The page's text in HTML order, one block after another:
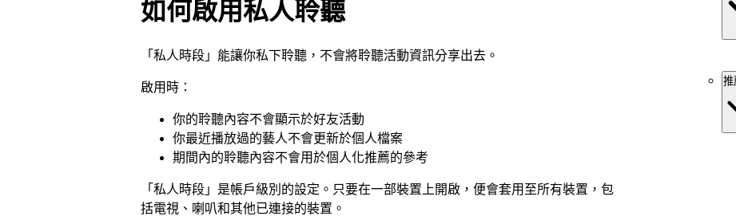
如何啟用私人聆聽
「私人時段」能讓你私下聆聽，不會將聆聽活動資訊分享出去。
啟用時：
你的聆聽內容不會顯示於好友活動
你最近播放過的藝人不會更新於個人檔案
期間內的聆聽內容不會用於個人化推薦的參考
「私人時段」是帳戶級別的設定。只要在一部裝置上開啟，便會套用至所有裝置，包
括電視、喇叭和其他已連接的裝置。
推